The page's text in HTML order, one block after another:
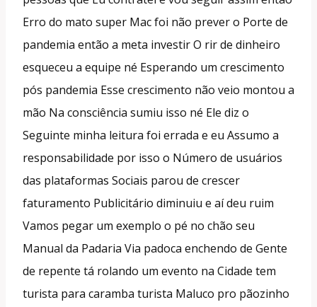
Erro do mato super Mac foi não prever o Porte de
pandemia então a meta investir O rir de dinheiro
esqueceu a equipe né Esperando um crescimento
pós pandemia Esse crescimento não veio montou a
mão Na consciência sumiu isso né Ele diz o
Seguinte minha leitura foi errada e eu Assumo a
responsabilidade por isso o Número de usuários
das plataformas Sociais parou de crescer
faturamento Publicitário diminuiu e aí deu ruim
Vamos pegar um exemplo o pé no chão seu
Manual da Padaria Via padoca enchendo de Gente
de repente tá rolando um evento na Cidade tem
turista para caramba turista Maluco pro pãozinho